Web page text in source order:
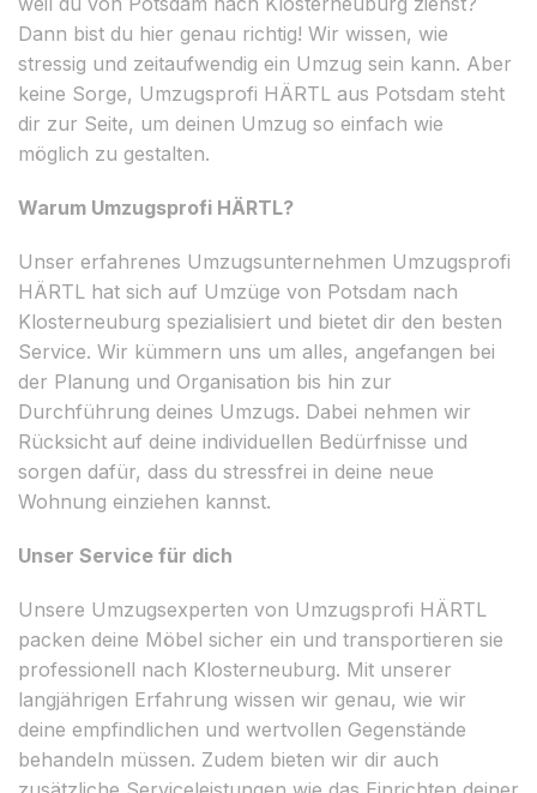
Dann bist du hier genau richtig! Wir wissen, wie
stressig und zeitaufwendig ein Umzug sein kann. Aber
keine Sorge, Umzugsprofi HÄRTL aus Potsdam steht
dir zur Seite, um deinen Umzug so einfach wie
möglich zu gestalten.
Warum Umzugsprofi HÄRTL?
Unser erfahrenes Umzugsunternehmen Umzugsprofi
HÄRTL hat sich auf Umzüge von Potsdam nach
Klosterneuburg spezialisiert und bietet dir den besten
Service. Wir kümmern uns um alles, angefangen bei
der Planung und Organisation bis hin zur
Durchführung deines Umzugs. Dabei nehmen wir
Rücksicht auf deine individuellen Bedürfnisse und
sorgen dafür, dass du stressfrei in deine neue
Wohnung einziehen kannst.
Unser Service für dich
Unsere Umzugsexperten von Umzugsprofi HÄRTL
packen deine Möbel sicher ein und transportieren sie
professionell nach Klosterneuburg. Mit unserer
langjährigen Erfahrung wissen wir genau, wie wir
deine empfindlichen und wertvollen Gegenstände
behandeln müssen. Zudem bieten wir dir auch